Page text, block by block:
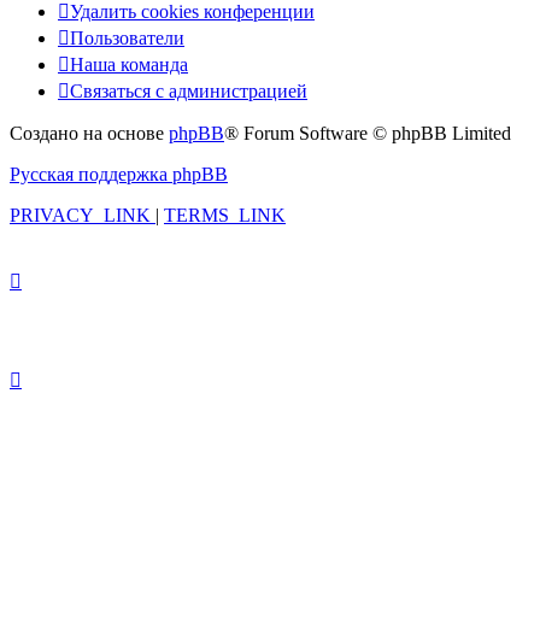
Удалить cookies конференции
Пользователи
Наша команда
Связаться с администрацией
Создано на основе phpBB® Forum Software © phpBB Limited
Русская поддержка phpBB
PRIVACY_LINK | TERMS_LINK